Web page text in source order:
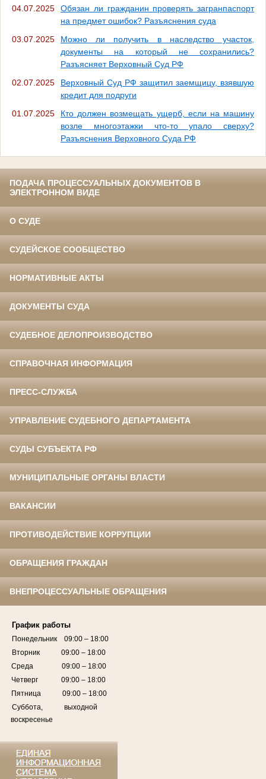
04.07.2025
Обязан ли гражданин проверять загранпаспорт
на предмет ошибок? Разъяснения суда
03.07.2025
Можно ли получить в наследство участок,
документы на который не сохранились?
Разъясняет Верховный Суд РФ
02.07.2025
Верховный Суд РФ защитил заемщицу, взявшую
кредит для подруги
01.07.2025
Кто должен возмещать ущерб, если на машину
возле многоэтажки что-то упало сверху?
Разъяснения Верховного Суда РФ
ПОДАЧА ПРОЦЕССУАЛЬНЫХ ДОКУМЕНТОВ В
ЭЛЕКТРОННОМ ВИДЕ
О СУДЕ
СУДЕЙСКОЕ СООБЩЕСТВО
НОРМАТИВНЫЕ АКТЫ
ДОКУМЕНТЫ СУДА
СУДЕБНОЕ ДЕЛОПРОИЗВОДСТВО
СПРАВОЧНАЯ ИНФОРМАЦИЯ
ПРЕСС-СЛУЖБА
УПРАВЛЕНИЕ СУДЕБНОГО ДЕПАРТАМЕНТА
СУДЫ СУБЪЕКТА РФ
МУНИЦИПАЛЬНЫЕ ОРГАНЫ ВЛАСТИ
ВАКАНСИИ
ПРОТИВОДЕЙСТВИЕ КОРРУПЦИИ
ОБРАЩЕНИЯ ГРАЖДАН
ВНЕПРОЦЕССУАЛЬНЫЕ ОБРАЩЕНИЯ
График работы
Понедельник 09:00 – 18:00
Вторник 09:00 – 18:00
Среда 09:00 – 18:00
Четверг 09:00 – 18:00
Пятница 09:00 – 18:00
Суббота, выходной
воскресенье